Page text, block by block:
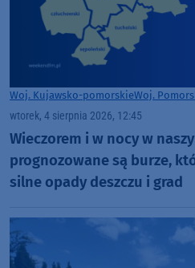
Woj. Kujawsko-pomorskieWoj.
wtorek, 4 sierpnia 2026, 12:45
Wieczorem i w nocy w
prognozowane są burze,
silne opady deszczu i grad